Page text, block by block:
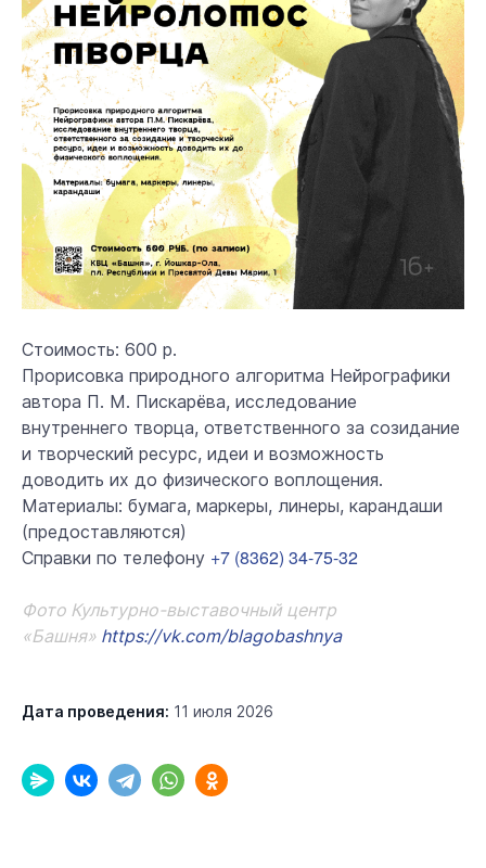
Стоимость: 600 р.
Прорисовка природного алгоритма Нейрографики
автора П. М. Пискарёва, исследование
внутреннего творца, ответственного за созидание
и творческий ресурс, идеи и возможность
доводить их до физического воплощения.
Материалы: бумага, маркеры, линеры, карандаши
(предоставляются)
Справки по телефону +7 (8362) 34-75-32
Фото Культурно-выставочный центр
«Башня» https://vk.com/blagobashnya
Дата проведения: 11 июля 2026